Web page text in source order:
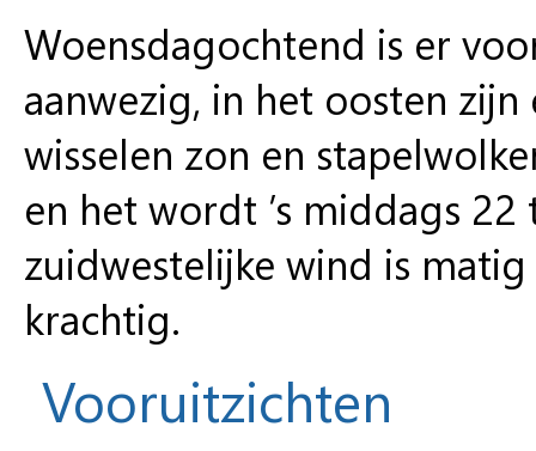
Woensdagochtend is er
aanwezig, in het oosten
wisselen zon en
en het wordt ’s middags
zuidwestelijke wind is
krachtig.
Vooruitzichten